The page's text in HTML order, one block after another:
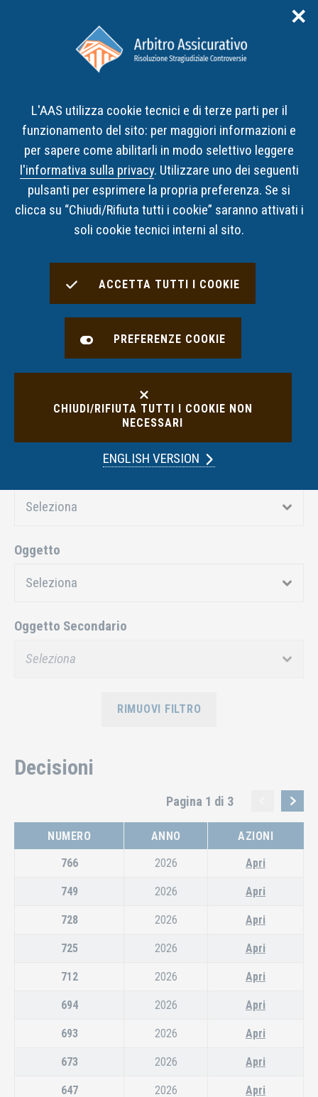
✕
L'AAS utilizza cookie tecnici e di terze parti per il
funzionamento del sito: per maggiori informazioni e
per sapere come abilitarli in modo selettivo leggere
l'informativa sulla privacy. Utilizzare uno dei seguenti
pulsanti per esprimere la propria preferenza. Se si
clicca su “Chiudi/Rifiuta tutti i cookie” saranno attivati i
soli cookie tecnici interni al sito.
ACCETTA TUTTI I COOKIE
PREFERENZE COOKIE
CHIUDI/RIFIUTA TUTTI I COOKIE NON
NECESSARI
ENGLISH VERSION
Home Decisioni Risultati Ricerca Decisioni
Risultati Ricerca Decisioni
Decisioni Trovate:21
OPZIONI DI RICERCA UTILIZZATE
FILTRA RISULTATI
Oggetto
Oggetto Secondario
RIMUOVI FILTRO
Decisioni
Pagina 1 di 3
NUMERO ANNO
AZIONI
766
2026 Apri
749 2026 Apri
728 2026 Apri
725 2026 Apri
712 2026 Apri
694 2026 Apri
693 2026 Apri
673 2026 Apri
647 2026 Apri